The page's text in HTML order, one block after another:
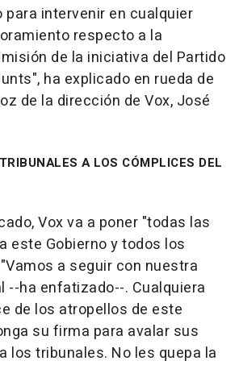
intervenir en cualquier
respecto a la
de la iniciativa del Partido
ha explicado en rueda de
de la dirección de Vox, José
A LOS CÓMPLICES DEL
Vox va a poner "todas las
este Gobierno y todos los
a seguir con nuestra
--ha enfatizado--. Cualquiera
de los atropellos de este
su firma para avalar sus
los tribunales. No les quepa la